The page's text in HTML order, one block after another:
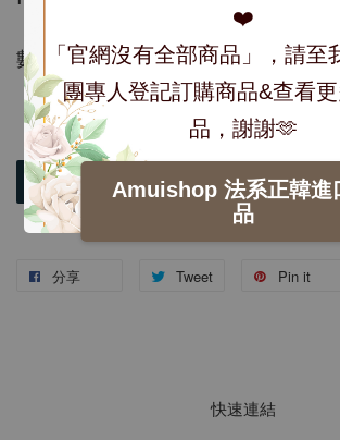
❤️
「官網沒有全部商品」，請至
團專人登記訂購商品&查看
品，謝謝🫶
Amuishop 法系正韓進
品
數量
加入購物車
分享 Tweet Pin it
快速連結